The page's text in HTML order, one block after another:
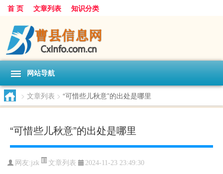
首 页 文章列表 知识分类
网站导航
> 文章列表 > “可惜些儿秋意”的出处是哪里
“可惜些儿秋意”的出处是哪里
网友:jzk 文章列表 2024-11-23 23:49:30